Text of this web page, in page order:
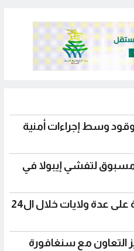
840 صهريج وقود وسط إجراءات أمنية
مسبوق لتفشي إيبولا في
موريتانيا: تساقطات مطرية على عدة ولايات خلال ال24
التعاون مع سنغافورة